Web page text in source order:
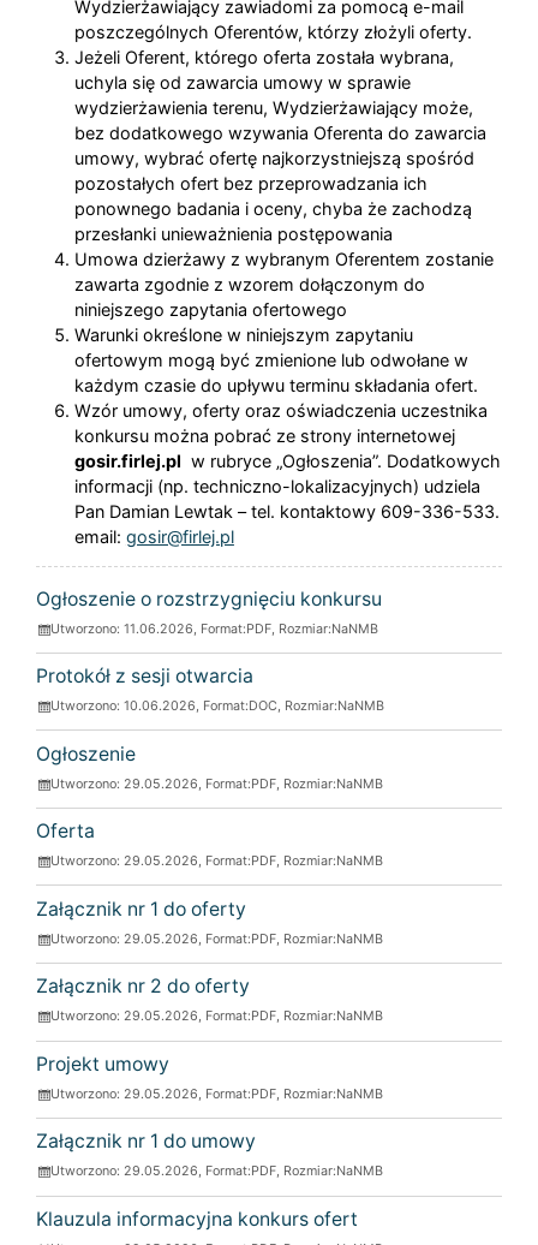
Wydzierżawiający zawiadomi za pomocą e-mail
poszczególnych Oferentów, którzy złożyli oferty.
Jeżeli Oferent, którego oferta została wybrana,
uchyla się od zawarcia umowy w sprawie
wydzierżawienia terenu, Wydzierżawiający może,
bez dodatkowego wzywania Oferenta do zawarcia
umowy, wybrać ofertę najkorzystniejszą spośród
pozostałych ofert bez przeprowadzania ich
ponownego badania i oceny, chyba że zachodzą
przesłanki unieważnienia postępowania
Umowa dzierżawy z wybranym Oferentem zostanie
zawarta zgodnie z wzorem dołączonym do
niniejszego zapytania ofertowego
Warunki określone w niniejszym zapytaniu
ofertowym mogą być zmienione lub odwołane w
każdym czasie do upływu terminu składania ofert.
Wzór umowy, oferty oraz oświadczenia uczestnika
konkursu można pobrać ze strony internetowej
gosir.firlej.pl w rubryce „Ogłoszenia”. Dodatkowych
informacji (np. techniczno-lokalizacyjnych) udziela
Pan Damian Lewtak – tel. kontaktowy 609-336-533.
email: gosir@firlej.pl
ZAŁĄCZNIKI
Ogłoszenie o rozstrzygnięciu konkursu
Utworzono: 11.06.2026, Format:PDF, Rozmiar:NaNMB
Protokół z sesji otwarcia
Utworzono: 10.06.2026, Format:DOC, Rozmiar:NaNMB
Ogłoszenie
Utworzono: 29.05.2026, Format:PDF, Rozmiar:NaNMB
Oferta
Utworzono: 29.05.2026, Format: PDF, Rozmiar:NaNMB
Załącznik nr 1 do oferty
Utworzono: 29.05.2026, Format:PDF, Rozmiar:NaNMB
Załącznik nr 2 do oferty
Utworzono: 29.05.2026, Format: PDF, Rozmiar:NaNMB
Projekt umowy
Utworzono: 29.05.2026, Format:PDF, Rozmiar:NaNMB
Załącznik nr 1 do umowy
Utworzono: 29.05.2026, Format: PDF, Rozmiar:NaNMB
Klauzula informacyjna konkurs ofert